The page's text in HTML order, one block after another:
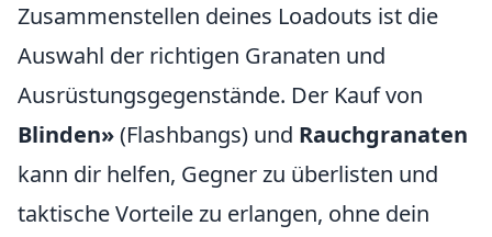
Zusammenstellen deines Loadouts ist die
Auswahl der richtigen Granaten und
Ausrüstungsgegenstände. Der Kauf von
Blinden»(Flashbangs) und Rauchgranaten
kann dir helfen, Gegner zu überlisten und
taktische Vorteile zu erlangen, ohne dein